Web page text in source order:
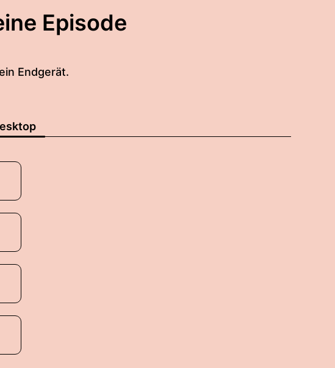
Episode
Endgerät.